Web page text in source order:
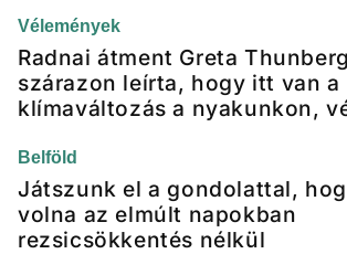
Vélemények
Radnai átment Greta
szárazon leírta, hogy itt van a
klímaváltozás a nyakunkon,
Belföld
Játszunk el a gondolattal,
volna az elmúlt napokban
rezsicsökkentés nélkül